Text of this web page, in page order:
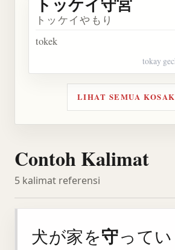
トッケイやもり
tokek
tokay
LIHAT SEMUA
Contoh Kalimat
5 kalimat referensi
犬が家を守ってい